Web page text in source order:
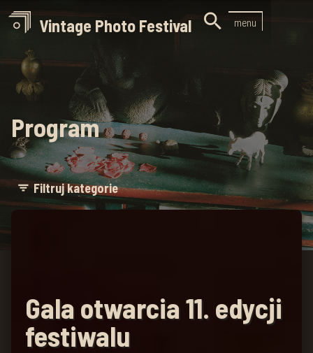
Vintage Photo Festival  menu
Program
filter_list Filtruj kategorie
Gala otwarcia 11. edycji
festiwalu